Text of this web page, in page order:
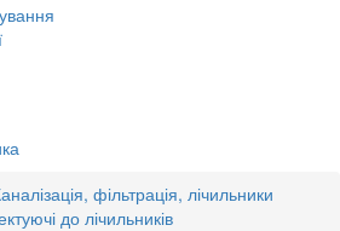
фільтрація, лічильники
до лічильників